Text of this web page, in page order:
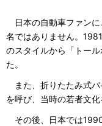
日本の自動車ファンに
名ではありません。
のスタイルから「トー
た。
また、折りたたみ式バ
を呼び、当時の若者文
その後、日本では